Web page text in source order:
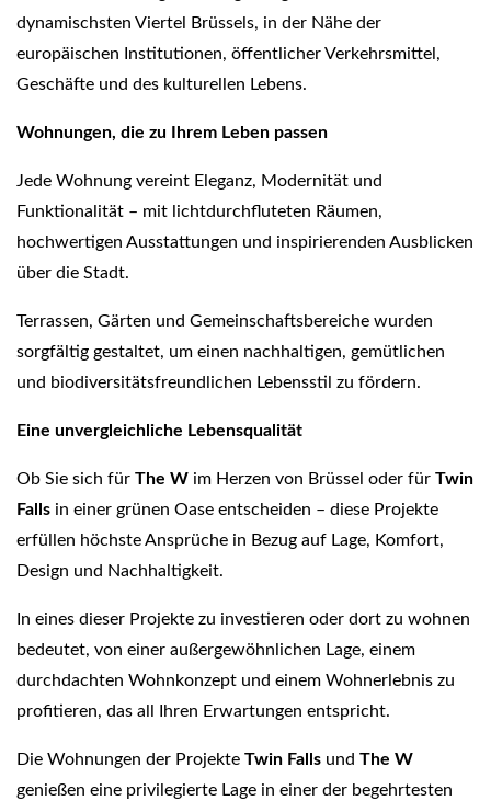
dynamischsten Viertel Brüssels, in der Nähe der
europäischen Institutionen, öffentlicher Verkehrsmittel,
Geschäfte und des kulturellen Lebens.
Wohnungen, die zu Ihrem Leben passen
Jede Wohnung vereint Eleganz, Modernität und
Funktionalität – mit lichtdurchfluteten Räumen,
hochwertigen Ausstattungen und inspirierenden Ausblicken
über die Stadt.
Terrassen, Gärten und Gemeinschaftsbereiche wurden
sorgfältig gestaltet, um einen nachhaltigen, gemütlichen
und biodiversitätsfreundlichen Lebensstil zu fördern.
Eine unvergleichliche Lebensqualität
Ob Sie sich für The W im Herzen von Brüssel oder für Twin
Falls in einer grünen Oase entscheiden – diese Projekte
erfüllen höchste Ansprüche in Bezug auf Lage, Komfort,
Design und Nachhaltigkeit.
In eines dieser Projekte zu investieren oder dort zu wohnen
bedeutet, von einer außergewöhnlichen Lage, einem
durchdachten Wohnkonzept und einem Wohnerlebnis zu
profitieren, das all Ihren Erwartungen entspricht.
Die Wohnungen der Projekte Twin Falls und The W
genießen eine privilegierte Lage in einer der begehrtesten